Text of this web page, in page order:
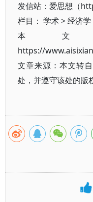
发信站：爱思想（
栏目： 学术>经济学
本
https://
文章来源：本文转
处，并遵守该处的版